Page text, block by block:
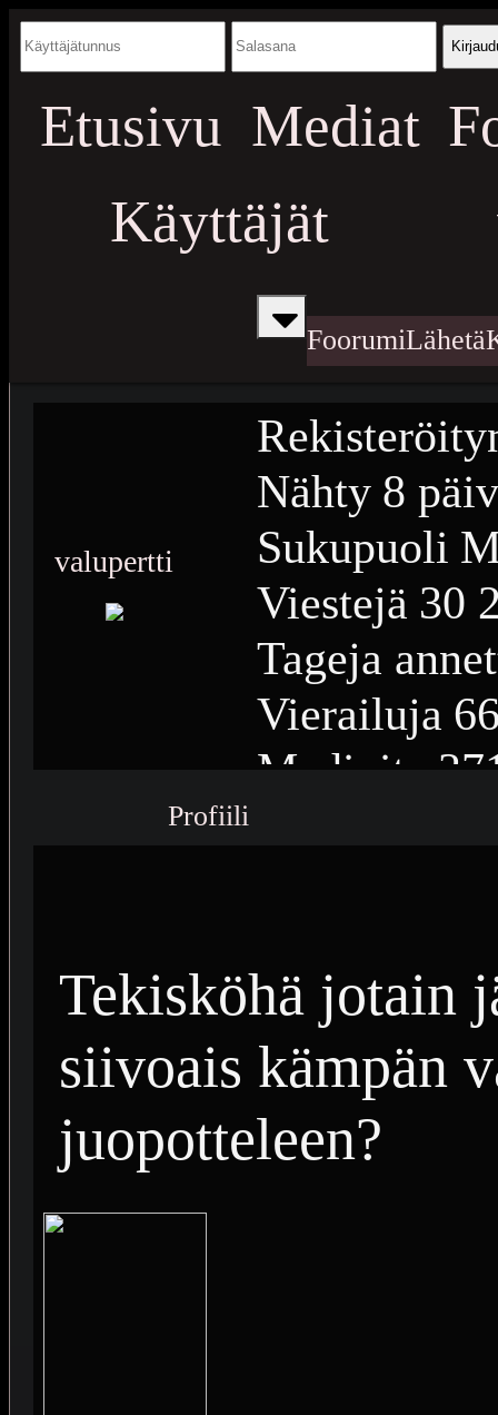
Etusivu Mediat
Käyttäjät
FoorumiLähetä
valupertti
Nähty 8
Sukupuoli
Viestejä 30
Tageja
Vierailuja
Medioita
Profiili
Tekisköhä jotain
siivoais kämpän
juopotteleen?